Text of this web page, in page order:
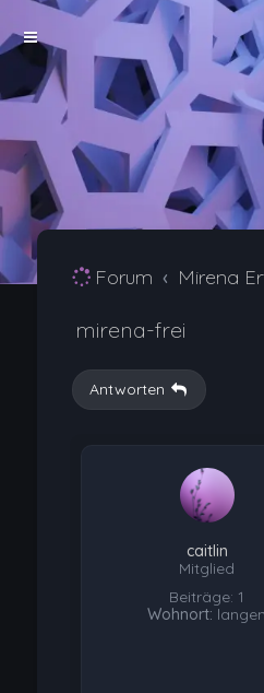
Forum Mirena
mirena-frei
Antworten
caitlin
Mitglied
Beiträge: 1
Wohnort: langen